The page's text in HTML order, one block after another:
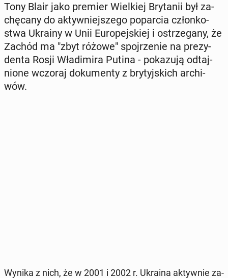
Tony Blair jako premier Wiel­kiej Bry­ta­nii był za­
chę­ca­ny do ak­tyw­niej­sze­go po­par­cia człon­ko­
stwa Ukrainy w Unii Eu­ro­pej­skiej i ostrze­ga­ny, że
Zachód ma "zbyt różowe" spoj­rze­nie na pre­zy­
den­ta Rosji Wła­di­mi­ra Putina - po­ka­zu­ją od­taj­
nio­ne wczoraj do­ku­men­ty z bry­tyj­skich ar­chi­
wów.
Wynika z nich, że w 2001 i 2002 r. Ukraina ak­tyw­nie za­